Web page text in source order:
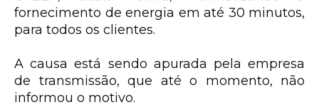
fornecimento de energia em até 30 minutos,
para todos os clientes.
A causa está sendo apurada pela empresa
de transmissão, que até o momento, não
informou o motivo.